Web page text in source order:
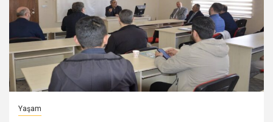
Yaşam